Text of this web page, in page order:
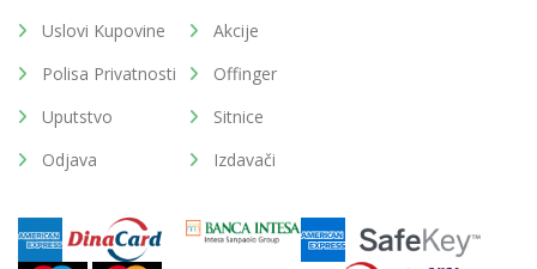
Uslovi Kupovine
Polisa Privatnosti
Uputstvo
Odjava
Akcije
Offinger
Sitnice
Izdavači